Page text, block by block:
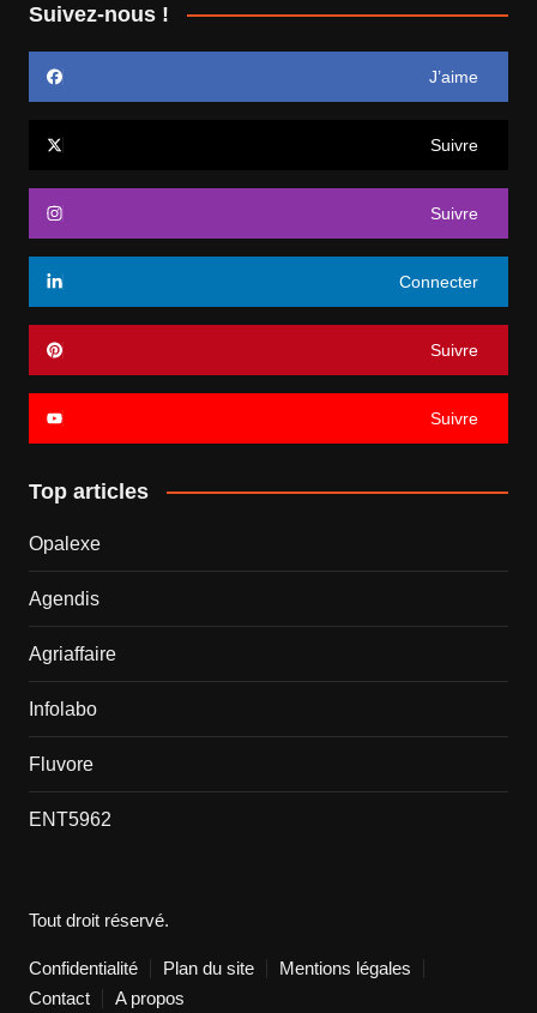
Suivez-nous !
J’aime
Suivre
Suivre
Connecter
Suivre
Suivre
Top articles
Opalexe
Agendis
Agriaffaire
Infolabo
Fluvore
ENT5962
Tout droit réservé.
Confidentialité Plan du site
Mentions légales
Contact
A propos